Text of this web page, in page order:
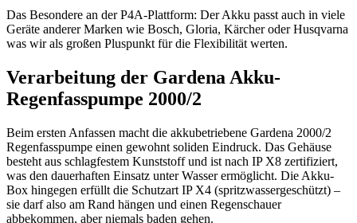
Das Besondere an der P4A-Plattform: Der Akku passt auch in viele
Geräte anderer Marken wie Bosch, Gloria, Kärcher oder Husqvarna
was wir als großen Pluspunkt für die Flexibilität werten.
Verarbeitung der Gardena Akku-
Regenfasspumpe 2000/2
Beim ersten Anfassen macht die akkubetriebene Gardena 2000/2
Regenfasspumpe einen gewohnt soliden Eindruck. Das Gehäuse
besteht aus schlagfestem Kunststoff und ist nach IP X8 zertifiziert,
was den dauerhaften Einsatz unter Wasser ermöglicht. Die Akku-
Box hingegen erfüllt die Schutzart IP X4 (spritzwassergeschützt) –
sie darf also am Rand hängen und einen Regenschauer
abbekommen, aber niemals baden gehen.